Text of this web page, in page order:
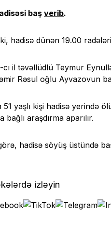
başverib.
hadisə dünən 19.00
cı il təvəllüdlü Teymur
Rəsul oğlu Ayvazovun
51 yaşlı kişi hadisə yerində
araşdırma aparılır.
hadisə söyüş üstündə
izləyin